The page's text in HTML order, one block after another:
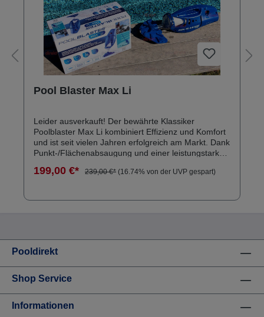
Pool Blaster Max Li
Leider ausverkauft! Der bewährte Klassiker
Poolblaster Max Li kombiniert Effizienz und Komfort
und ist seit vielen Jahren erfolgreich am Markt. Dank
Punkt-/Flächenabsaugung und einer leistungstarken
Schmutz. So sparen Sie oftmaligen Wassertausch
Vorbereitungsarbeiten nötig (Schläuche und Kabel
entfallen) wiederaufladbarer Akku Integrierte Räder,
Bedienung per Hand oder handelsüblicher
Teleskopstange (siehe Zubehör) Reinigt bis zu 150
Filterbeutel waschbar & wiederverwendbar
Integrierter Aufhängehaken
199,00 €* 239,00 €* (16.74% von der UVP gespart)
Pooldirekt
Shop Service
Informationen